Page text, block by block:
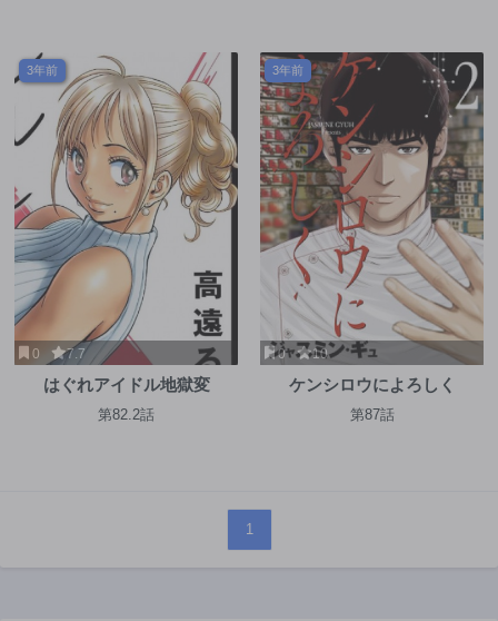
3年前
0 7.7
はぐれアイドル地獄変
第82.2話
3年前
0 10
ケンシロウによろしく
第87話
1